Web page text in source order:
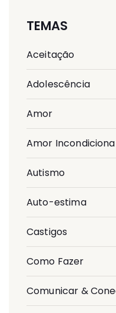
TEMAS
Aceitação
Adolescência
Amor
Amor
Autismo
Auto-estima
Castigos
Como Fazer
Comunicar &